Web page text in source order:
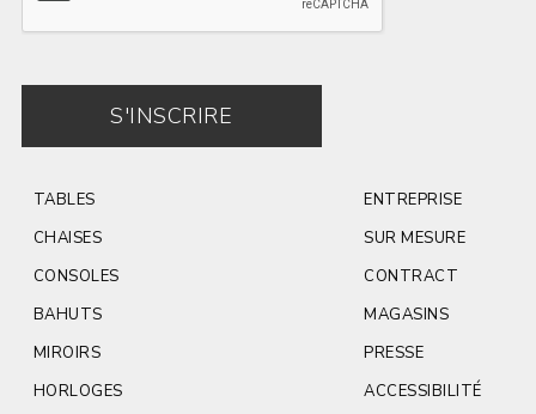
S'INSCRIRE
TABLES
CHAISES
CONSOLES
BAHUTS
MIROIRS
HORLOGES
ENTREPRISE
SUR MESURE
CONTRACT
MAGASINS
PRESSE
ACCESSIBILITÉ